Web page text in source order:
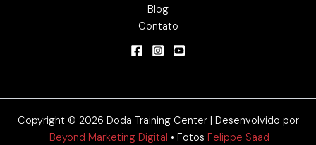
Blog
Contato
Copyright © 2026 Doda Training Center | Desenvolvido por
Beyond Marketing Digital • Fotos Felippe Saad